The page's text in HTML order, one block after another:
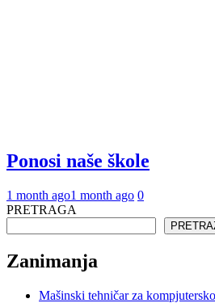
Ponosi naše škole
1 month ago1 month ago 0
PRETRAGA
Zanimanja
Mašinski tehničar za